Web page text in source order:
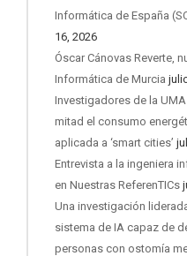
Informática de España
16, 2026
Óscar Cánovas Reverte,
Informática de Murcia
Investigadores de la
mitad el consumo
aplicada a ‘smart cities’
Entrevista a la ingeniera
en Nuestras ReferenTICs
Una investigación
sistema de IA capaz de
personas con ostomía